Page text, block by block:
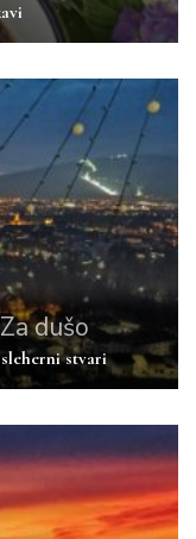
Za dušo
stvari